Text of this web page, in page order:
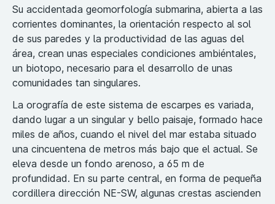
Su accidentada geomorfología submarina, abierta a las
corrientes dominantes, la orientación respecto al sol
de sus paredes y la productividad de las aguas del
área, crean unas especiales condiciones ambiéntales,
un biotopo, necesario para el desarrollo de unas
comunidades tan singulares.
La orografía de este sistema de escarpes es variada,
dando lugar a un singular y bello paisaje, formado hace
miles de años, cuando el nivel del mar estaba situado
una cincuentena de metros más bajo que el actual. Se
eleva desde un fondo arenoso, a 65 m de
profundidad. En su parte central, en forma de pequeña
cordillera dirección NE-SW, algunas crestas ascienden